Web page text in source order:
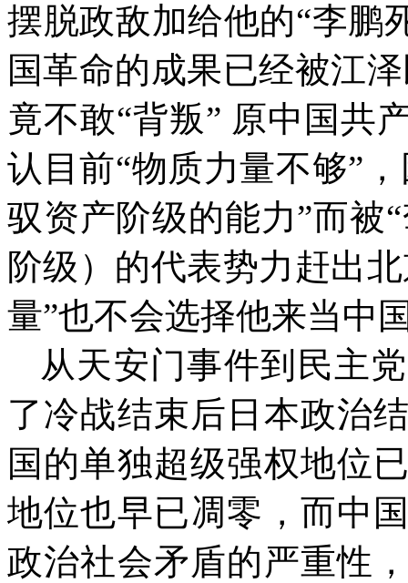
摆脱政敌加给他的“李鹏
国革命的成果已经被江
竟不敢“背叛” 原中国共
认目前“物质力量不够”
驭资产阶级的能力”而被
阶级）的代表势力赶出
量”也不会选择他来当中
从天安门事件到民主
了冷战结束后日本政治
国的单独超级强权地位
地位也早已凋零，而中
政治社会矛盾的严重性